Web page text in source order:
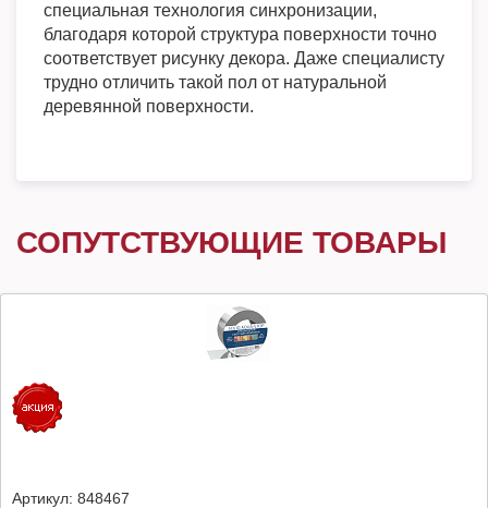
специальная технология синхронизации,
благодаря которой структура поверхности точно
соответствует рисунку декора. Даже специалисту
трудно отличить такой пол от натуральной
деревянной поверхности.
СОПУТСТВУЮЩИЕ ТОВАРЫ
Артикул: 848467